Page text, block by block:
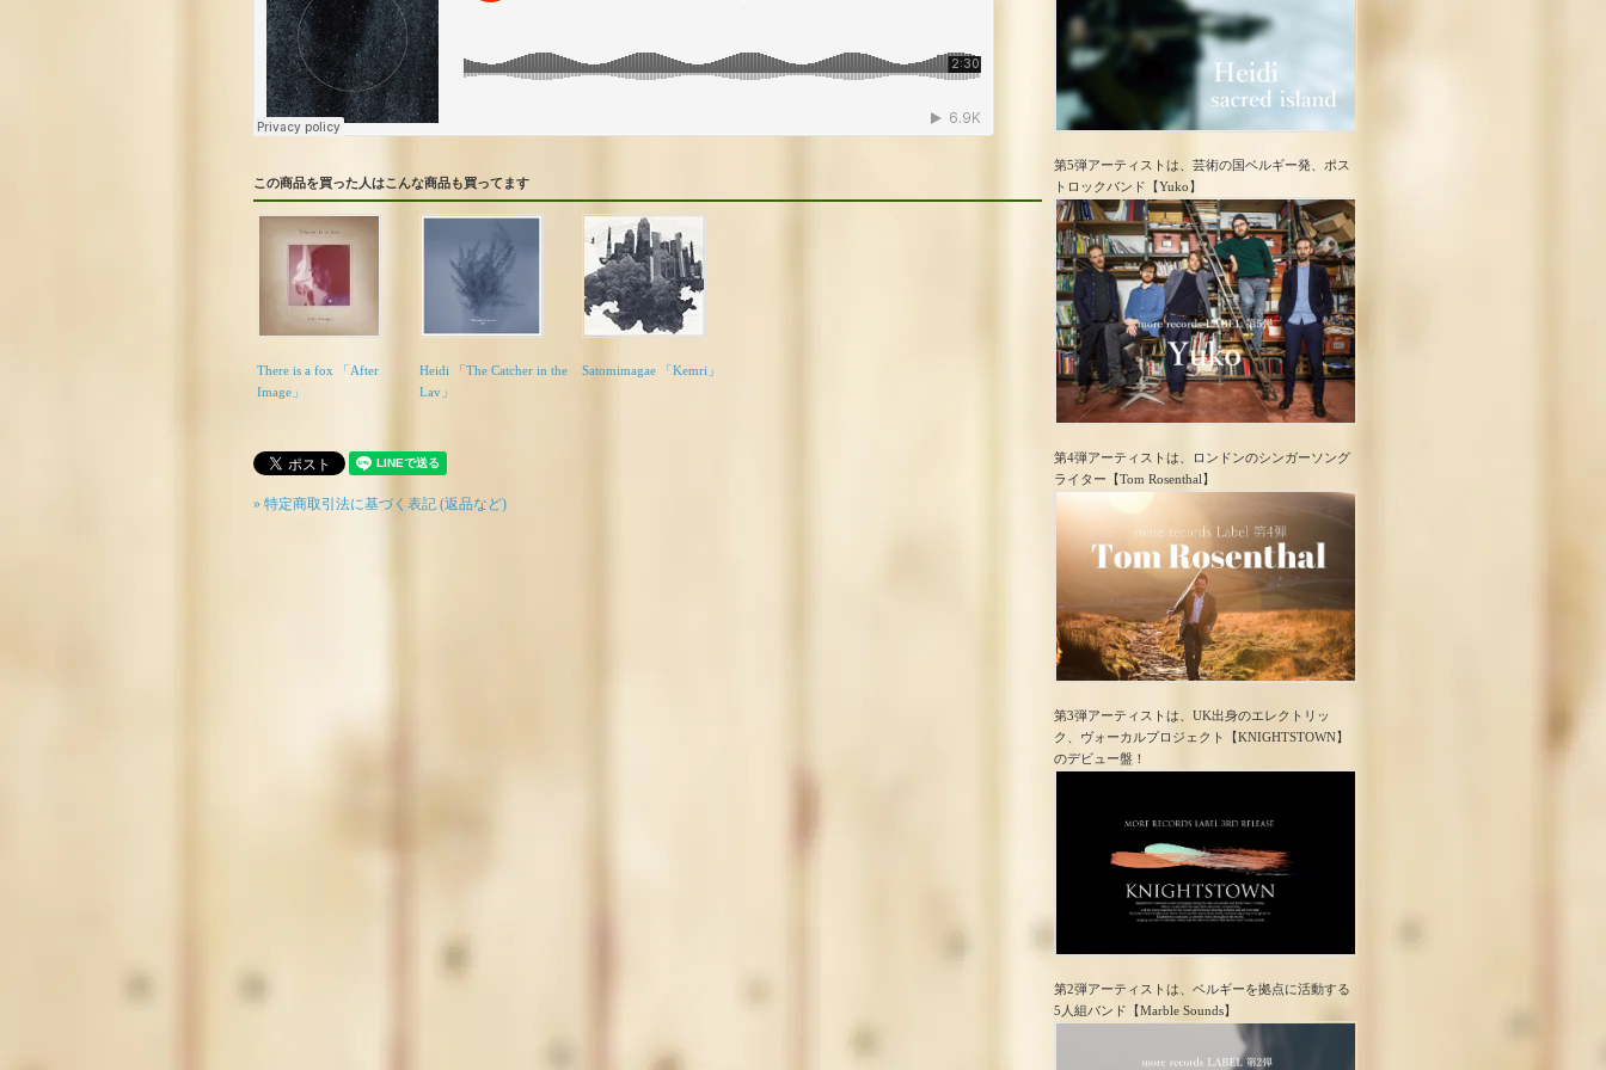
この商品を買った人はこんな商品も買ってます
There is a fox 「After
Image」
Heidi 「The Catcher in the
Lav」
Satomimagae 「Kemri」
» 特定商取引法に基づく表記 (返品など)
第5弾アーティストは、芸術の国ベルギー発、ポス
トロック​バンド【Yuko】
第4弾アーティストは、ロンドンのシンガーソング
ライター【Tom Rosenthal】
第3弾アーティストは、UK出身のエレクトリッ
ク、ヴォーカルプロジェクト【KNIGHTSTOWN】
のデビュー盤！
第2弾アーティストは、ベルギーを拠点に活動する
5人組バンド【Marble Sounds】